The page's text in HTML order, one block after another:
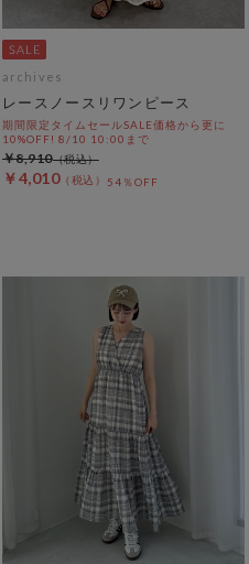
archives
レースノースリワンピース
期間限定タイムセールSALE価格から更に
10%OFF! 8/10 10:00まで
￥4,010 54％OFF
￥8,910